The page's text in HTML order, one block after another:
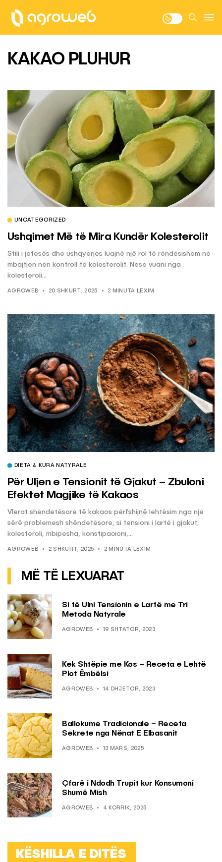
KAKAO PLUHUR
UNCATEGORIZED
Ushqimet Më të Mira Kundër Kolesterolit
Stili i jetesës dhe ushqyerjes luajnë një rol të rëndësishëm në
mbajtjen nën kontroll të kolesterolit. Nëse vuani nga
kolesteroli...
AGROWEB 20 SHKURT, 2025 2 MINUTA LEXIM
DIETA & KURA NATYRALE
Për Uljen e Tensionit të Gjakut – Zbuloni
Efektet Magjike të Kakaos
Vlerat shëndetësore të kakaos përfshijnë lehtësim nga një
sërë problemesh shëndetësore, si tensioni i lartë i gjakut,
kolesteroli, mbipesha, konstipacioni,...
AGROWEB 2 SHKURT, 2025 2 MINUTA LEXIM
MË TË LEXUARAT
Si të Ulni Tensionin e Lartë me Tri
Metoda Natyrale
AGROWEB 19 SHTATOR, 2023
Kek Shtëpie me Kos – Receta e Lehtë
Plot Ëmbëlsi
AGROWEB 14 DHJETOR, 2023
Ballokume Tradicionale – Receta
Sekrete nga Nënat E Elbasanit
AGROWEB 13 MARS, 2025
Çfarë i Ndodh Trupit kur Konsumoni
Shumë Mish
AGROWEB 4 KORRIK, 2025
KËSHILLA E DITËS